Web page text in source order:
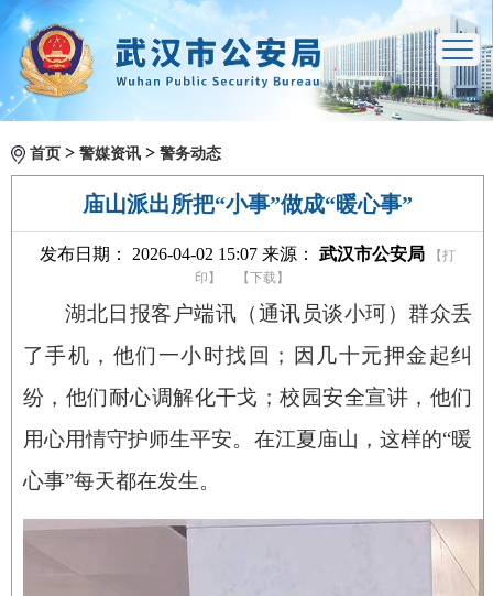
首页 > 警媒资讯 > 警务动态
庙山派出所把“小事”做成“暖心事”
发布日期： 2026-04-02 15:07 来源： 武汉市公安局
【打
印】
【下载】
湖北日报客户端讯（通讯员谈小珂）群众丢
了手机，他们一小时找回；因几十元押金起纠
纷，他们耐心调解化干戈；校园安全宣讲，他们
用心用情守护师生平安。在江夏庙山，这样的“暖
心事”每天都在发生。